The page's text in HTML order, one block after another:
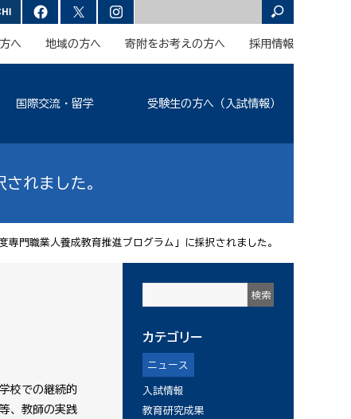
へ 地域の方へ 寄附をお考えの方へ 採用情報
国際交流・留学 受験生の方へ（入試情報）
れました。
門職業人養成教育推進プログラム」に採択されました。
校での継続的
、教師の実践
カテゴリー
ニュース
入試情報
教育研究成果